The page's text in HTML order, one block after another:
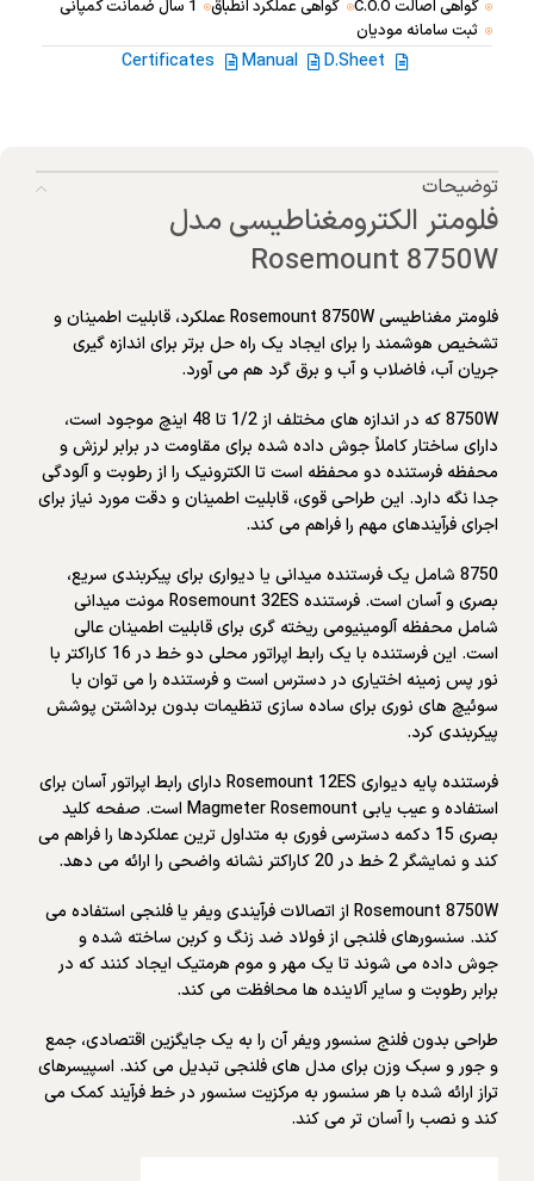
گواهی اصالت C.O.O گواهی عملکرد انطباق
1 سال ضمانت کمپانی
ثبت سامانه مودیان
D.Sheet
Manual
Certificates
توضیحات
فلومتر الکترومغناطیسی مدل
Rosemount 8750W
فلومتر مغناطیسی Rosemount 8750W عملکرد، قابلیت اطمینان و
تشخیص هوشمند را برای ایجاد یک راه حل برتر برای اندازه گیری
جریان آب، فاضلاب و آب و برق گرد هم می آورد.
8750W که در اندازه های مختلف از 1/2 تا 48 اینچ موجود است،
دارای ساختار کاملاً جوش داده شده برای مقاومت در برابر لرزش و
محفظه فرستنده دو محفظه است تا الکترونیک را از رطوبت و آلودگی
جدا نگه دارد. این طراحی قوی، قابلیت اطمینان و دقت مورد نیاز برای
اجرای فرآیندهای مهم را فراهم می کند.
8750 شامل یک فرستنده میدانی یا دیواری برای پیکربندی سریع،
بصری و آسان است. فرستنده Rosemount 32ES مونت میدانی
شامل محفظه آلومینیومی ریخته گری برای قابلیت اطمینان عالی
است. این فرستنده با یک رابط اپراتور محلی دو خط در 16 کاراکتر با
نور پس زمینه اختیاری در دسترس است و فرستنده را می توان با
سوئیچ های نوری برای ساده سازی تنظیمات بدون برداشتن پوشش
پیکربندی کرد.
فرستنده پایه دیواری Rosemount 12ES دارای رابط اپراتور آسان برای
استفاده و عیب یابی Magmeter Rosemount است. صفحه کلید
بصری 15 دکمه دسترسی فوری به متداول ترین عملکردها را فراهم می
کند و نمایشگر 2 خط در 20 کاراکتر نشانه واضحی را ارائه می دهد.
Rosemount 8750W از اتصالات فرآیندی ویفر یا فلنجی استفاده می
کند. سنسورهای فلنجی از فولاد ضد زنگ و کربن ساخته شده و
جوش داده می شوند تا یک مهر و موم هرمتیک ایجاد کنند که در
برابر رطوبت و سایر آلاینده ها محافظت می کند.
طراحی بدون فلنج سنسور ویفر آن را به یک جایگزین اقتصادی، جمع
و جور و سبک وزن برای مدل های فلنجی تبدیل می کند. اسپیسرهای
تراز ارائه شده با هر سنسور به مرکزیت سنسور در خط فرآیند کمک می
کند و نصب را آسان تر می کند.